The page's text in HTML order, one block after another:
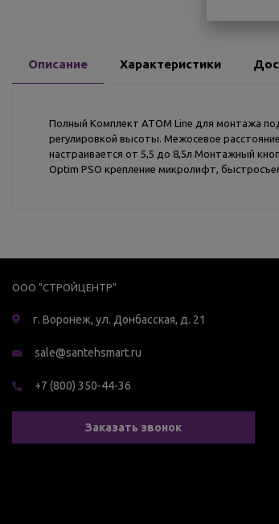
Описание Характеристики
Полный Комплект ATOM Line для монтажа
регулировкой высоты. Межосевое
настраивается от 5,5 до 8,5л Монтажный
Optim PSO крепление микролифт,
ООО "СТРОЙЦЕНТР"
г. Воронеж, ул. Донбасская, д. 21
sale@santehsmart.ru
+7 (800) 350-44-36
Заказать звонок